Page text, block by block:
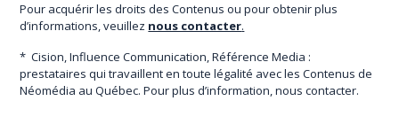
Pour acquérir les droits des Contenus ou pour obtenir plus
d’informations, veuillez nous contacter.
* Cision, Influence Communication, Référence Media :
prestataires qui travaillent en toute légalité avec les Contenus de
Néomédia au Québec. Pour plus d’information, nous contacter.